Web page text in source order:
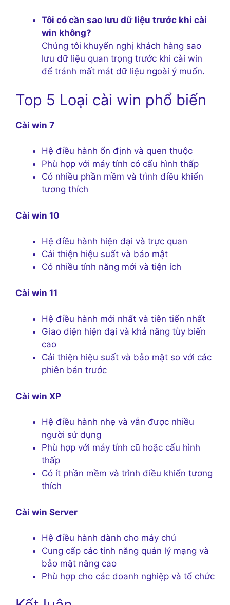
Tôi có cần sao lưu dữ liệu trước khi cài
win không?
Chúng tôi khuyến nghị khách hàng sao
lưu dữ liệu quan trọng trước khi cài win
để tránh mất mát dữ liệu ngoài ý muốn.
Top 5 Loại cài win phổ biến
Cài win 7
Hệ điều hành ổn định và quen thuộc
Phù hợp với máy tính có cấu hình thấp
Có nhiều phần mềm và trình điều khiển
tương thích
Cài win 10
Hệ điều hành hiện đại và trực quan
Cải thiện hiệu suất và bảo mật
Có nhiều tính năng mới và tiện ích
Cài win 11
Hệ điều hành mới nhất và tiên tiến nhất
Giao diện hiện đại và khả năng tùy biến
cao
Cải thiện hiệu suất và bảo mật so với các
phiên bản trước
Cài win XP
Hệ điều hành nhẹ và vẫn được nhiều
người sử dụng
Phù hợp với máy tính cũ hoặc cấu hình
thấp
Có ít phần mềm và trình điều khiển tương
thích
Cài win Server
Hệ điều hành dành cho máy chủ
Cung cấp các tính năng quản lý mạng và
bảo mật nâng cao
Phù hợp cho các doanh nghiệp và tổ chức